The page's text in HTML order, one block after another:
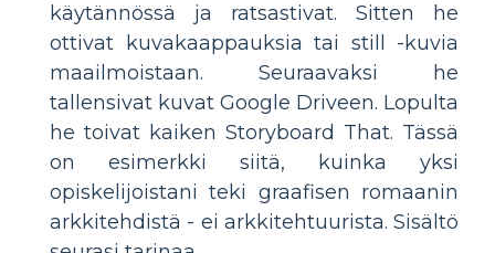
käytännössä ja ratsastivat. Sitten he
ottivat kuvakaappauksia tai still -kuvia
maailmoistaan. Seuraavaksi he
tallensivat kuvat Google Driveen. Lopulta
he toivat kaiken Storyboard That. Tässä
on esimerkki siitä, kuinka yksi
opiskelijoistani teki graafisen romaanin
arkkitehdistä - ei arkkitehtuurista. Sisältö